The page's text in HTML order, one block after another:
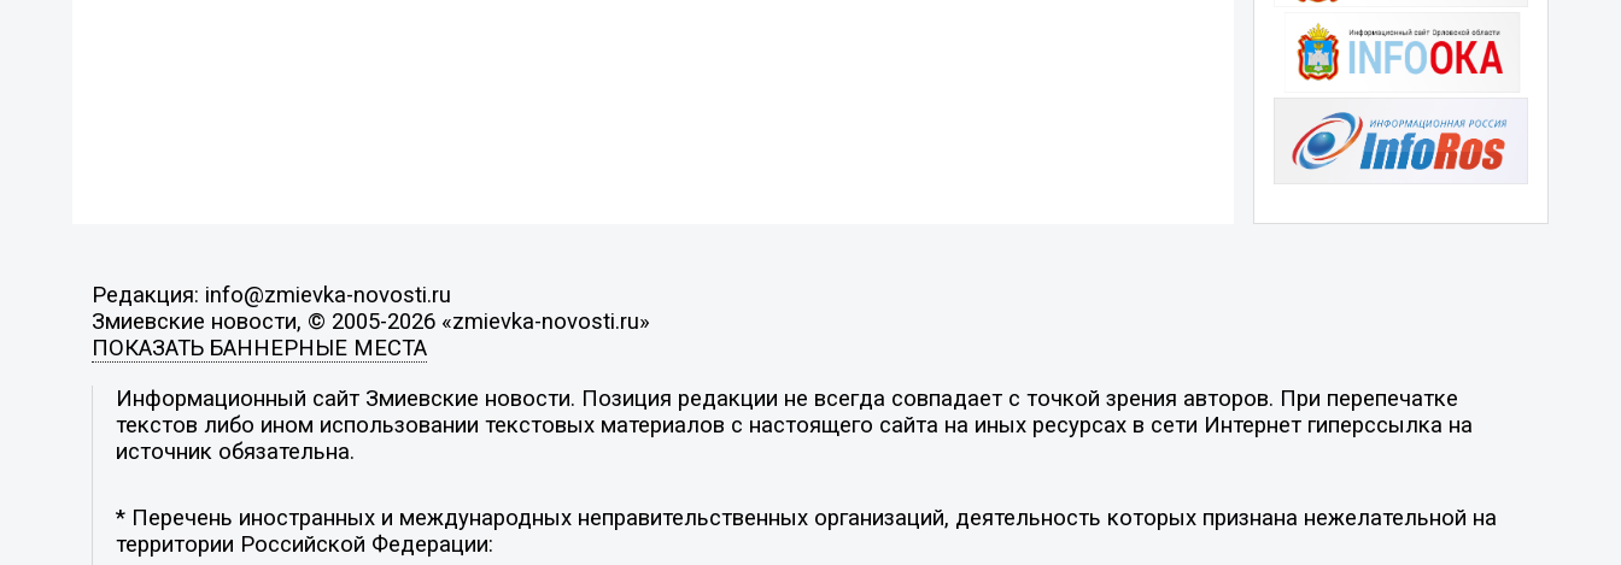
Редакция: info@zmievka-novosti.ru
Змиевские новости, © 2005-2026 «zmievka-novosti.ru»
ПОКАЗАТЬ БАННЕРНЫЕ МЕСТА
Информационный сайт Змиевские новости. Позиция редакции не всегда совпадает с точкой зрения авторов. При перепечатке
текстов либо ином использовании текстовых материалов с настоящего сайта на иных ресурсах в сети Интернет гиперссылка на
источник обязательна.
* Перечень иностранных и международных неправительственных организаций, деятельность которых признана нежелательной на
территории Российской Федерации: